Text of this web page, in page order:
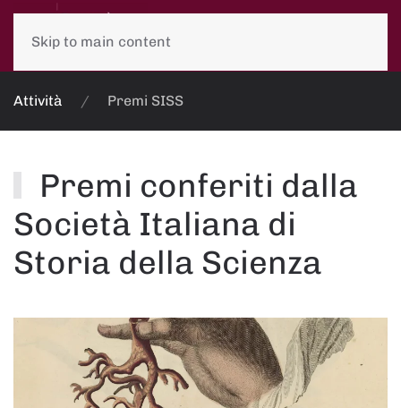
Skip to main content
Attività Premi SISS
Premi conferiti dalla
Società Italiana di
Storia della Scienza